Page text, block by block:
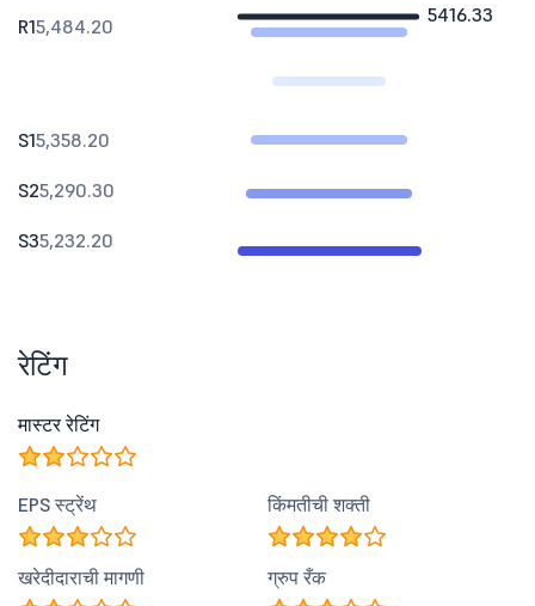
5416.33
R15,484.20
S15,358.20
S25,290.30
S35,232.20
रेटिंग
मास्टर रेटिंग
EPS स्ट्रेंथ किंमतीची शक्ती
खरेदीदाराची मागणी ग्रुप रँक